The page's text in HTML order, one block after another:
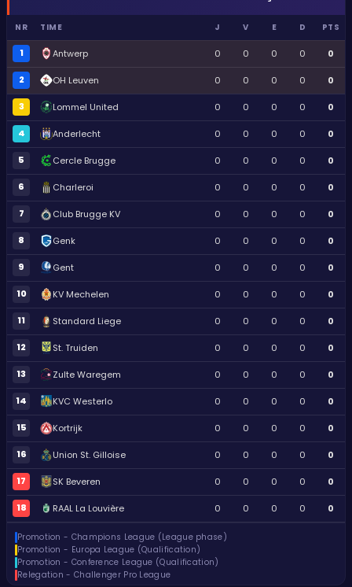
NR TIME J V E D PTS
1 Antwerp 0 0 0 0 0
2 OH Leuven 0 0 0 0 0
3 Lommel United 0 0 0 0 0
4 Anderlecht 0 0 0 0 0
5 Cercle Brugge 0 0 0 0 0
6 Charleroi 0 0 0 0 0
7 Club Brugge KV 0 0 0 0 0
8 Genk 0 0 0 0 0
9 Gent 0 0 0 0 0
10 KV Mechelen 0 0 0 0 0
11 Standard Liege 0 0 0 0 0
12 St. Truiden 0 0 0 0 0
13 Zulte Waregem 0 0 0 0 0
14 KVC Westerlo 0 0 0 0 0
15 Kortrijk 0 0 0 0 0
16 Union St. Gilloise 0 0 0 0 0
17 SK Beveren 0 0 0 0 0
18 RAAL La Louvière 0 0 0 0 0
Promotion - Champions League (League phase)
Promotion - Europa League (Qualification)
Promotion - Conference League (Qualification)
Relegation - Challenger Pro League